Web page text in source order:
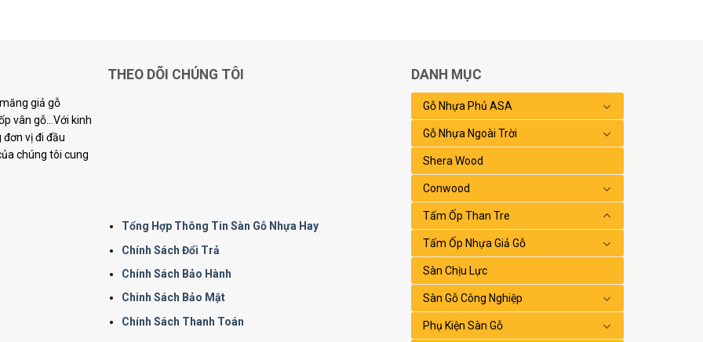
giả gỗ
vân gỗ...Với kinh
vị đi đầu
chúng tôi cung
THEO DÕI CHÚNG TÔI
Tổng Hợp Thông Tin Sàn Gỗ Nhựa Hay
Chính Sách Đổi Trả
Chính Sách Bảo Hành
Chinh Sách Bảo Mật
Chính Sách Thanh Toán
DANH MỤC
Gỗ Nhựa Phủ ASA
Gỗ Nhựa Ngoài Trời
Shera Wood
Conwood
Tấm Ốp Than Tre
Tấm Ốp Nhựa Giả Gỗ
Sàn Chịu Lực
Sàn Gỗ Công Nghiệp
Phụ Kiện Sàn Gỗ